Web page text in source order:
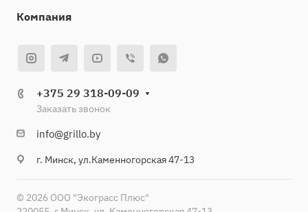
Компания
+375 29 318-09-09
Заказать звонок
info@grillo.by
г. Минск, ул.Каменногорская 47-13
© 2026 ООО "Экограсс Плюс"